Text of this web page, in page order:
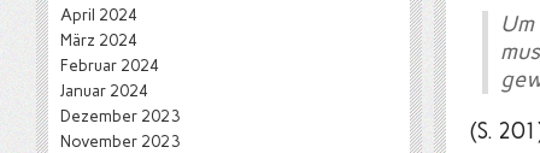
(S.
April 2024
März 2024
Februar 2024
Januar 2024
Dezember 2023
November 2023